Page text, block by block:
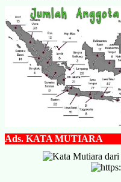
Ads. KATA MUTIARA